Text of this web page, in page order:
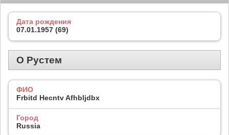
Дата рождения
07.01.1957 (69)
О Рустем
ФИО
Frbitd Hecntv Afhbljdbx
Город
Russia